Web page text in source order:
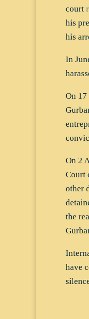
court
his
his
In
On 17
On 2
Court
other
the
have